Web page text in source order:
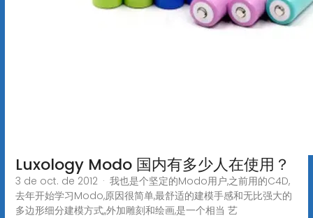
Luxology Modo 国内有多少人在使用？
3 de oct. de 2012 · 我也是个坚定的Modo用户,之前用的C4D,
去年开始学习Modo,原因很简单,最舒适的建模手感和无比强大的
多边形细分建模方式,,外加雕刻和绘画,是一个相当 艺